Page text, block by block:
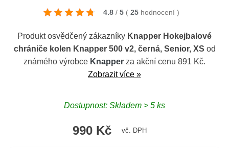
4.8 / 5 ( 25 hodnocení )
Produkt osvědčený zákazníky Knapper Hokejbalové
chrániče kolen Knapper 500 v2, černá, Senior, XS od
známého výrobce Knapper za akční cenu 891 Kč.
Zobrazit více »
Dostupnost: Skladem > 5 ks
990 Kč vč. DPH